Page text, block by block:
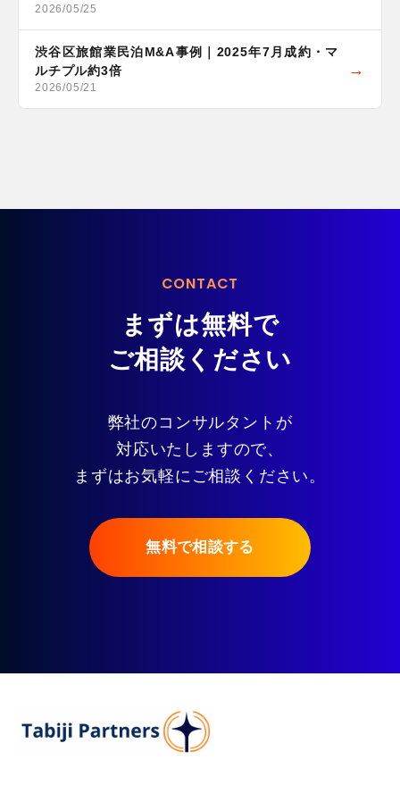
2026/05/25
渋谷区旅館業民泊M&A事例｜2025年7月成約・マ
ルチプル約3倍
2026/05/21
CONTACT
まずは無料で
ご相談ください
弊社のコンサルタントが
対応いたしますので、
まずはお気軽にご相談ください。
無料で相談する